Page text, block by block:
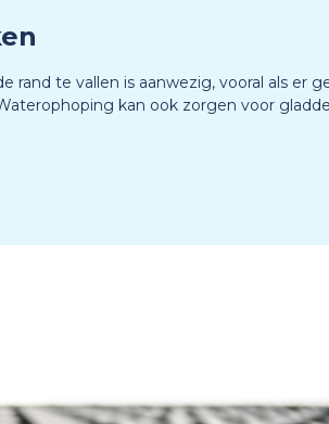
rand te vallen is aanwezig, vooral als er
kan ook zorgen voor gladde